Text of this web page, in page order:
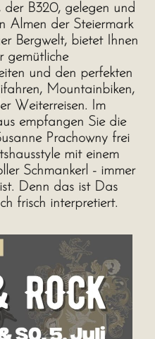
B320, gelegen und
Almen der Steiermark
Bergwelt, bietet Ihnen
gemütliche
und den perfekten
Mountainbiken,
Weiterreisen. Im
empfangen Sie die
Prachowny frei
mit einem
Schmankerl - immer
Denn das ist Das
frisch interpretiert.